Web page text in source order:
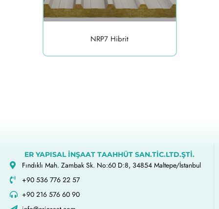
NRP7 Hibrit
ER YAPISAL İNŞAAT TAAHHÜT SAN.TİC.LTD.ŞTİ.
Fındıklı Mah. Zambak Sk. No:60 D:8, 34854 Maltepe/İstanbul
+90 536 776 22 57
+90 216 576 60 90